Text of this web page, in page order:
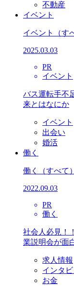
不動産
イベント
イベント （す
2025.03.03
PR
イベント
バス運転手不
来とはなにか
イベント
出会い
婚活
働く
働く （すべて）
2022.09.03
PR
働く
社会人必見！
業説明会が面
求人情報
インタ
お金